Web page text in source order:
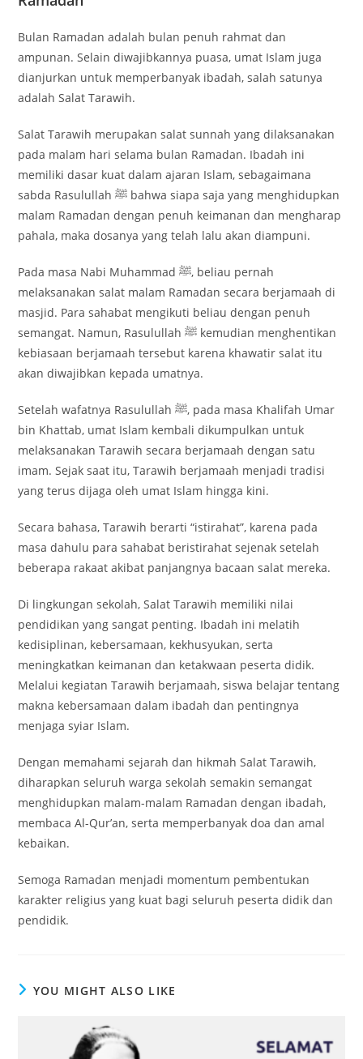
Bulan Ramadan adalah bulan penuh rahmat dan
ampunan. Selain diwajibkannya puasa, umat Islam juga
dianjurkan untuk memperbanyak ibadah, salah satunya
adalah Salat Tarawih.
Salat Tarawih merupakan salat sunnah yang dilaksanakan
pada malam hari selama bulan Ramadan. Ibadah ini
memiliki dasar kuat dalam ajaran Islam, sebagaimana
sabda Rasulullah ﷺ bahwa siapa saja yang menghidupkan
malam Ramadan dengan penuh keimanan dan mengharap
pahala, maka dosanya yang telah lalu akan diampuni.
Pada masa Nabi Muhammad ﷺ, beliau pernah
melaksanakan salat malam Ramadan secara berjamaah di
masjid. Para sahabat mengikuti beliau dengan penuh
semangat. Namun, Rasulullah ﷺ kemudian menghentikan
kebiasaan berjamaah tersebut karena khawatir salat itu
akan diwajibkan kepada umatnya.
Setelah wafatnya Rasulullah ﷺ, pada masa Khalifah Umar
bin Khattab, umat Islam kembali dikumpulkan untuk
melaksanakan Tarawih secara berjamaah dengan satu
imam. Sejak saat itu, Tarawih berjamaah menjadi tradisi
yang terus dijaga oleh umat Islam hingga kini.
Secara bahasa, Tarawih berarti “istirahat”, karena pada
masa dahulu para sahabat beristirahat sejenak setelah
beberapa rakaat akibat panjangnya bacaan salat mereka.
Di lingkungan sekolah, Salat Tarawih memiliki nilai
pendidikan yang sangat penting. Ibadah ini melatih
kedisiplinan, kebersamaan, kekhusyukan, serta
meningkatkan keimanan dan ketakwaan peserta didik.
Melalui kegiatan Tarawih berjamaah, siswa belajar tentang
makna kebersamaan dalam ibadah dan pentingnya
menjaga syiar Islam.
Dengan memahami sejarah dan hikmah Salat Tarawih,
diharapkan seluruh warga sekolah semakin semangat
menghidupkan malam-malam Ramadan dengan ibadah,
membaca Al-Qur’an, serta memperbanyak doa dan amal
kebaikan.
Semoga Ramadan menjadi momentum pembentukan
karakter religius yang kuat bagi seluruh peserta didik dan
pendidik.
YOU MIGHT ALSO LIKE